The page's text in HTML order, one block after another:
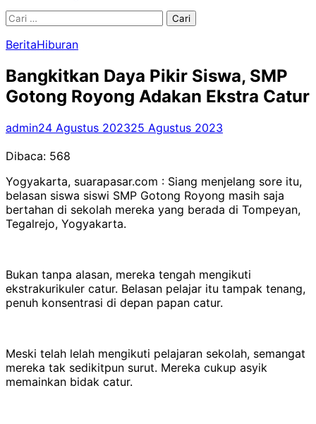
Cari
BeritaHiburan
Bangkitkan Daya Pikir Siswa, SMP
Gotong Royong Adakan Ekstra Catur
admin24 Agustus 202325 Agustus 2023
Dibaca: 568
Yogyakarta, suarapasar.com : Siang menjelang sore itu,
belasan siswa siswi SMP Gotong Royong masih saja
bertahan di sekolah mereka yang berada di Tompeyan,
Tegalrejo, Yogyakarta.
Bukan tanpa alasan, mereka tengah mengikuti
ekstrakurikuler catur. Belasan pelajar itu tampak tenang,
penuh konsentrasi di depan papan catur.
Meski telah lelah mengikuti pelajaran sekolah, semangat
mereka tak sedikitpun surut. Mereka cukup asyik
memainkan bidak catur.